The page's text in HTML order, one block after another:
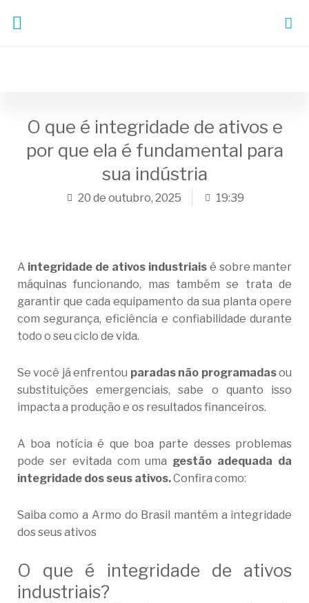
O que é integridade de ativos e
por que ela é fundamental para
sua indústria
20 de outubro, 2025 19:39
A integridade de ativos industriaisé sobre manter
máquinas funcionando, mas também se trata de
garantir que cada equipamento da sua planta opere
com segurança, eficiência e confiabilidade durante
todo o seu ciclo de vida.
Se você já enfrentou paradas não programadasou
substituições emergenciais, sabe o quanto isso
impacta a produção e os resultados financeiros.
A boa notícia é que boa parte desses problemas
pode ser evitada com uma gestão adequada da
integridade dos seus ativos.Confira como:
Saiba como a Armo do Brasil mantém a integridade
dos seus ativos
O que é integridade de ativos
industriais?